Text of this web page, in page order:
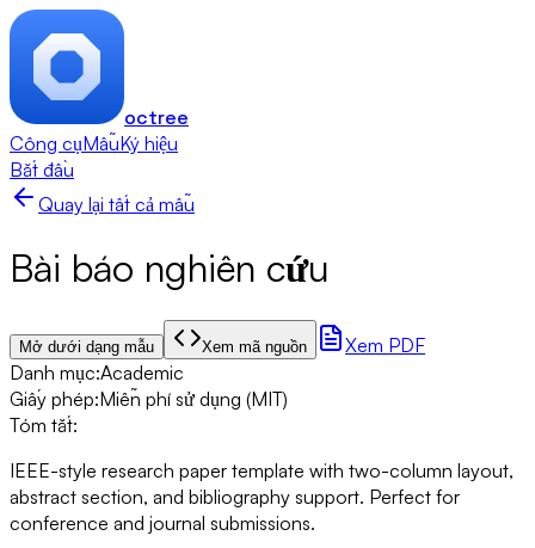
octree
Công cụMẫuKý hiệu
Bắt đầu
Quay lại tất cả mẫu
Bài báo nghiên cứu
Mở dưới dạng mẫu Xem mã nguồn
Xem PDF
Danh mục:Academic
Giấy phép:Miễn phí sử dụng (MIT)
Tóm tắt:
IEEE-style research paper template with two-column layout,
abstract section, and bibliography support. Perfect for
conference and journal submissions.